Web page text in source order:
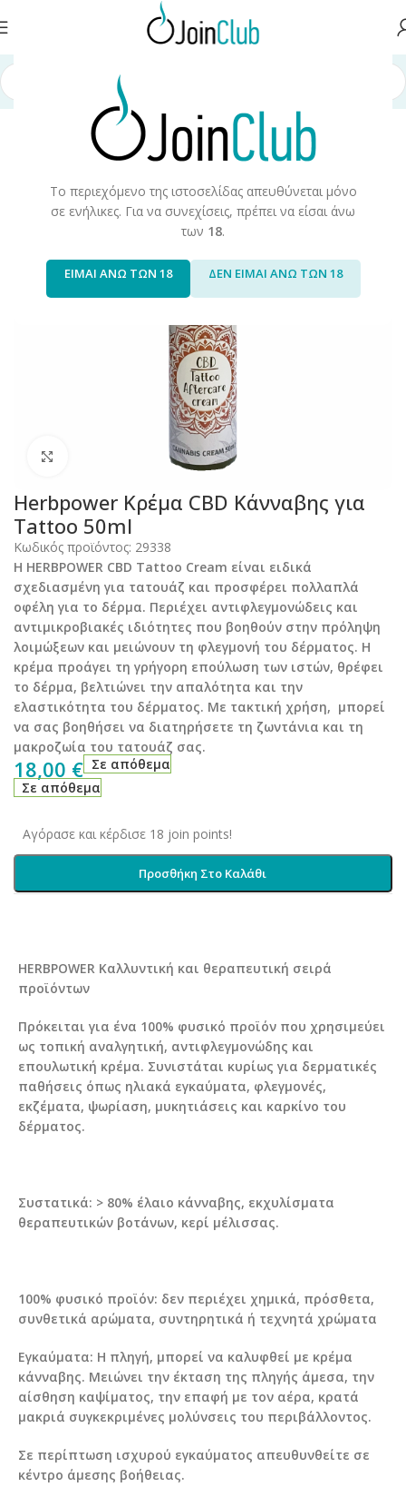
Το περιεχόμενο της ιστοσελίδας απευθύνεται μόνο
σε ενήλικες. Για να συνεχίσεις, πρέπει να είσαι άνω
των 18.
ΕΙΜΑΙ ΑΝΩ ΤΩΝ 18 ΔΕΝ ΕΙΜΑΙ ΑΝΩ ΤΩΝ 18
Προϊόντα CBD
Herbpower Κρέμα CBD Κάνναβης για
Tattoo 50ml
Κωδικός προϊόντος: 29338
Η HERBPOWER CBD Tattoo Cream είναι ειδικά
σχεδιασμένη για τατουάζ και προσφέρει πολλαπλά
οφέλη για το δέρμα. Περιέχει αντιφλεγμονώδεις και
αντιμικροβιακές ιδιότητες που βοηθούν στην πρόληψη
λοιμώξεων και μειώνουν τη φλεγμονή του δέρματος. Η
κρέμα προάγει τη γρήγορη επούλωση των ιστών, θρέφει
το δέρμα, βελτιώνει την απαλότητα και την
ελαστικότητα του δέρματος. Με τακτική χρήση, μπορεί
να σας βοηθήσει να διατηρήσετε τη ζωντάνια και τη
μακροζωία του τατουάζ σας.
18,00 € Σε απόθεμα
Σε απόθεμα
Αγόρασε και κέρδισε 18 join points!
Προσθήκη Στο Καλάθι
HERBPOWER Καλλυντική και θεραπευτική σειρά
προϊόντων
Πρόκειται για ένα 100% φυσικό προϊόν που χρησιμεύει
ως τοπική αναλγητική, αντιφλεγμονώδης και
επουλωτική κρέμα. Συνιστάται κυρίως για δερματικές
παθήσεις όπως ηλιακά εγκαύματα, φλεγμονές,
εκζέματα, ψωρίαση, μυκητιάσεις και καρκίνο του
δέρματος.
Συστατικά: > 80% έλαιο κάνναβης, εκχυλίσματα
θεραπευτικών βοτάνων, κερί μέλισσας.
100% φυσικό προϊόν: δεν περιέχει χημικά, πρόσθετα,
συνθετικά αρώματα, συντηρητικά ή τεχνητά χρώματα
Εγκαύματα: Η πληγή, μπορεί να καλυφθεί με κρέμα
κάνναβης. Μειώνει την έκταση της πληγής άμεσα, την
αίσθηση καψίματος, την επαφή με τον αέρα, κρατά
μακριά συγκεκριμένες μολύνσεις του περιβάλλοντος.
Σε περίπτωση ισχυρού εγκαύματος απευθυνθείτε σε
κέντρο άμεσης βοήθειας.